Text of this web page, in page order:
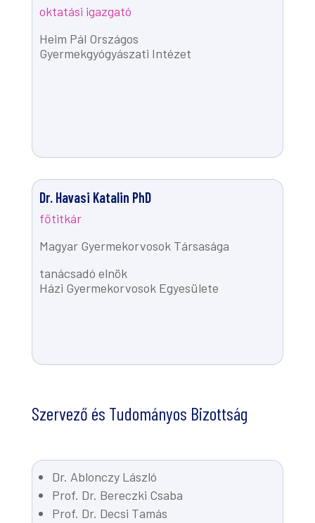
oktatási igazgató
Heim Pál Országos
Gyermekgyógyászati Intézet
Dr. Havasi Katalin PhD
főtitkár
Magyar Gyermekorvosok Társasága
tanácsadó elnök
Házi Gyermekorvosok Egyesülete
Szervező és Tudományos Bizottság
Dr. Ablonczy László
Prof. Dr. Bereczki Csaba
Prof. Dr. Decsi Tamás